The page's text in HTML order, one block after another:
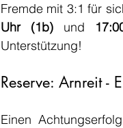
Fremde mit 3:1 für
Uhr (1b) und
Unterstützung!
Reserve: Arnreit
Einen